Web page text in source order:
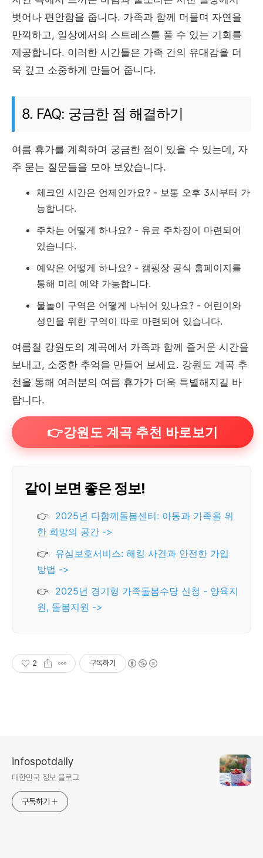
벗어나 편안함을 줍니다. 가족과 함께 머물며 자연을
만끽하고, 일상에서의 스트레스를 풀 수 있는 기회를
제공합니다. 이러한 시간들은 가족 간의 유대감을 더
욱 깊고 소중하게 만들어 줍니다.
8. FAQ: 궁금한 점 해결하기
여름 휴가를 계획하며 궁금한 점이 있을 수 있는데, 자
주 묻는 질문들을 모아 보았습니다.
체크인 시간은 언제인가요? - 보통 오후 3시부터 가
능합니다.
주차는 어떻게 하나요? - 유료 주차장이 마련되어
있습니다.
예약은 어떻게 하나요? - 캠핑장 공식 홈페이지를
통해 미리 예약 가능합니다.
물놀이 구역은 어떻게 나뉘어 있나요? - 어린이와
성인을 위한 구역이 따로 마련되어 있습니다.
여름철 강원도의 계곡에서 가족과 함께 즐거운 시간을
보내고, 소중한 추억을 만들어 보세요. 강원도 계곡 추
천을 통해 여러분의 여름 휴가가 더욱 특별해지길 바
랍니다.
👉강원도 계곡 추천 바로보기
같이 보면 좋은 정보!
👉
2025년 다함께돌봄센터: 아동과 가족을 위
한 희망의 공간 ->
👉
유심보호서비스: 해킹 사건과 안전한 가입
방법 ->
👉
2025년 경기형 가족돌봄수당 신청 - 양육지
원, 돌봄지원 ->
2 구독하기
infospotdaily
대한민국 정보 블로그
구독하기